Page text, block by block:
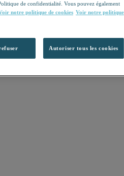
de confidentialité. Vous pouvez également
notre politique de cookies Voir notre politique
Autoriser tous les cookies